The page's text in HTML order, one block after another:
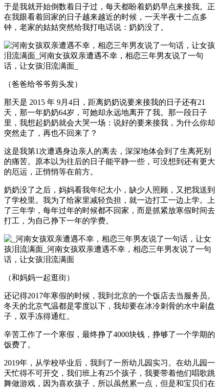
于是我就开始倒数着日子过，每天都盼着奶奶早点来接我。正
在我眼看着回家的日子越来越近的时候，一天半夜十二点多
钟，老家的姑姑突然给我打电话说：奶奶没了。
（爸爸给爷爷剪头发）
那天是 2015 年 9月4日，距离奶奶说要来接我的日子还有21
天，那一年奶奶64岁，可她却永远地离开了我。那一段日子
里，我想起奶奶就会大哭一场：说好的要来接我，为什么你却
突然走了，再也不回来了？
这是我第1次遭遇身边亲人的离去，深深地体会到了生离死别
的痛苦。原本以为往后的日子能平静一些，可没想到还有更大
的厄运，正悄悄等在前方。
奶奶没了之后，妈妈看我年纪太小，缺少人照顾，又把我送到
了学校里。我为了给家里减轻负担，就一边打工一边上学。上
了三年学，每年过年的时候都不回家，而是抓紧放寒假时间去
打工，为自己挣下一年的学费。
（和妈妈一起逛街）
还记得2017年寒假的时候，我到北京的一个饭店去当服务员。
冬天的北京气温都是零度以下，我却要在冰冷刺骨的水中刷盘
子，双手冻得通红。
辛苦工作了一个寒假，最终挣了4000块钱，挣够了一个学期的
饭费了。
2019年，从学校毕业后，我到了一所幼儿园实习。在幼儿园一
天忙得不可开交，我们班上有25个孩子，我要带着他们唱歌跳
舞做游戏，因为喜欢孩子，所以虽然累一点，但是和宝贝们在